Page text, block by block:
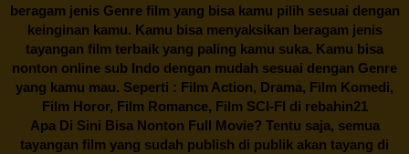
beragam jenis Genre film yang bisa kamu pilih sesuai dengan
keinginan kamu. Kamu bisa menyaksikan beragam jenis
tayangan film terbaik yang paling kamu suka. Kamu bisa
nonton online sub Indo dengan mudah sesuai dengan Genre
yang kamu mau. Seperti : Film Action, Drama, Film Komedi,
Film Horor, Film Romance, Film SCI-FI di rebahin21
Apa Di Sini Bisa Nonton Full Movie? Tentu saja, semua
tayangan film yang sudah publish di publik akan tayang di